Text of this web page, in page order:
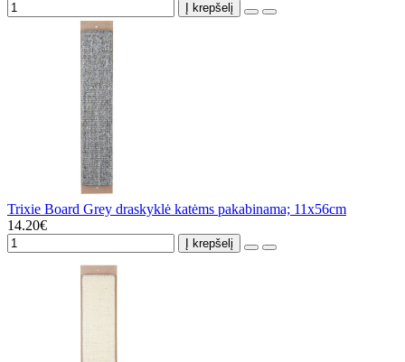
Į krepšelį
Trixie Board Grey draskyklė katėms pakabinama; 11x56cm
14.20€
Į krepšelį